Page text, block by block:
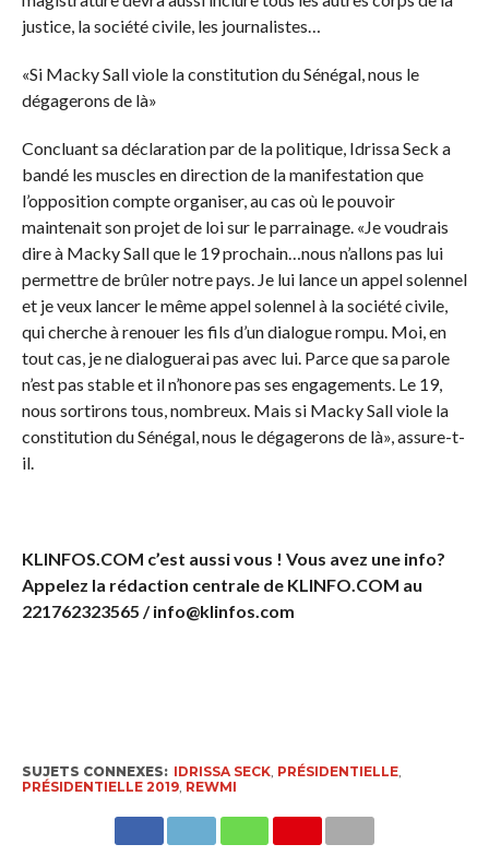
justice, la société civile, les journalistes…
«Si Macky Sall viole la constitution du Sénégal, nous le
dégagerons de là»
Concluant sa déclaration par de la politique, Idrissa Seck a
bandé les muscles en direction de la manifestation que
l’opposition compte organiser, au cas où le pouvoir
maintenait son projet de loi sur le parrainage. «Je voudrais
dire à Macky Sall que le 19 prochain…nous n’allons pas lui
permettre de brûler notre pays. Je lui lance un appel solennel
et je veux lancer le même appel solennel à la société civile,
qui cherche à renouer les fils d’un dialogue rompu. Moi, en
tout cas, je ne dialoguerai pas avec lui. Parce que sa parole
n’est pas stable et il n’honore pas ses engagements. Le 19,
nous sortirons tous, nombreux. Mais si Macky Sall viole la
constitution du Sénégal, nous le dégagerons de là», assure-t-
il.
KLINFOS.COM c’est aussi vous ! Vous avez une info?
Appelez la rédaction centrale de KLINFO.COM au
221762323565 / info@klinfos.com
SUJETS CONNEXES: IDRISSA SECK, PRÉSIDENTIELLE,
PRÉSIDENTIELLE 2019, REWMI